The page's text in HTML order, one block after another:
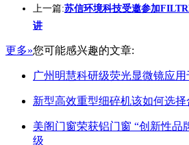
上一篇:苏信环境科技受邀参加
讲
更多»您可能感兴趣的文章:
广州明慧科研级荧光显微镜应用
新型高效重型细碎机该如何选
美阁门窗荣获铝门窗 “创新性品
级